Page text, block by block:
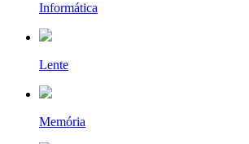
Informática
Lente
Memória